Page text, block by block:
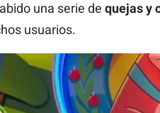
una serie de quejas y
usuarios.